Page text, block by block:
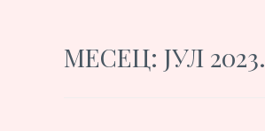
МЕСЕЦ: ЈУЛ 2023.